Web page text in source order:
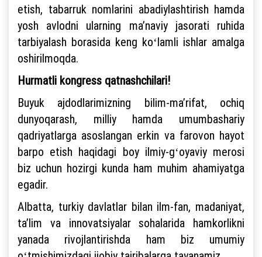
etish, tabarruk nomlarini abadiylashtirish hamda
yosh avlodni ularning maʼnaviy jasorati ruhida
tarbiyalash borasida keng koʻlamli ishlar amalga
oshirilmoqda.
Hurmatli kongress qatnashchilari!
Buyuk ajdodlarimizning bilim-maʼrifat, ochiq
dunyoqarash, milliy hamda umumbashariy
qadriyatlarga asoslangan erkin va farovon hayot
barpo etish haqidagi boy ilmiy-gʻoyaviy merosi
biz uchun hozirgi kunda ham muhim ahamiyatga
egadir.
Albatta, turkiy davlatlar bilan ilm-fan, madaniyat,
taʼlim va innovatsiyalar sohalarida hamkorlikni
yanada rivojlantirishda ham biz umumiy